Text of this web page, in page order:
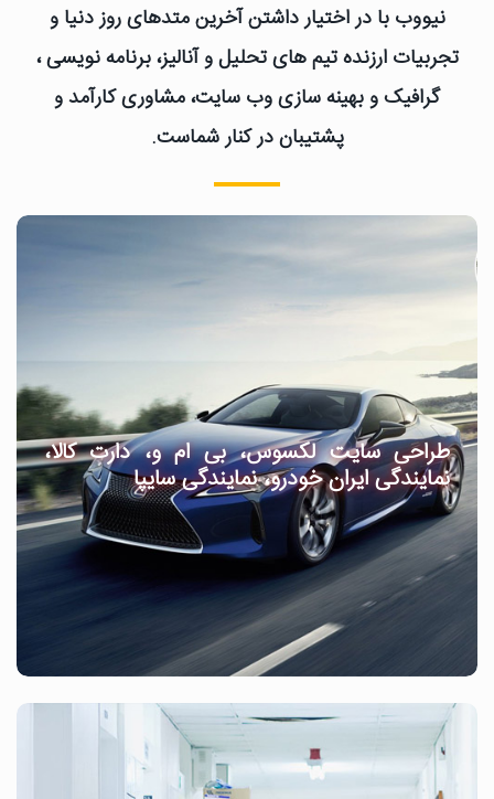
نیووب با در اختیار داشتن آخرین متدهای روز دنیا و
تجربیات ارزنده تیم های تحلیل و آنالیز، برنامه نویسی ،
گرافیک و بهینه سازی وب سایت، مشاوری کارآمد و
پشتیبان در کنار شماست.
طراحی سایت لکسوس، بی ام و، دارت کالا،
نمایندگی ایران خودرو، نمایندگی سایپا